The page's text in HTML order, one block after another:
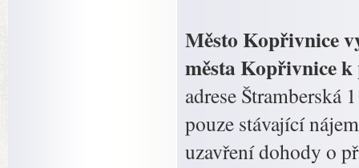
Město Kopřivnice
města Kopřivnice
adrese
pouze stávající
uzavření dohody o